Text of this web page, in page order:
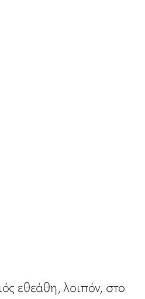
εθεάθη, λοιπόν, στο